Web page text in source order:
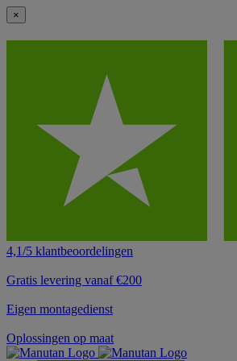
×
4,1/5 klantbeoordelingen
Gratis levering vanaf €200
Eigen montagedienst
Oplossingen op maat